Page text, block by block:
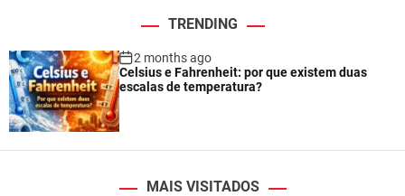
TRENDING
2 months ago
Celsius e Fahrenheit: por que existem duas
escalas de temperatura?
MAIS VISITADOS